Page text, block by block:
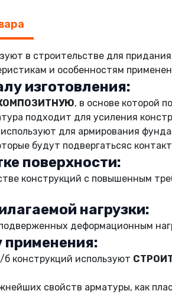
в строительстве для
и особенностям
изготовления:
, в основе которой
подходит для усиления
используют для армирования
будут подвергатьсяc
поверхности:
конструкций с повышенным
нагрузки:
деформационным
применения:
конструкций используют
свойств арматуры, как